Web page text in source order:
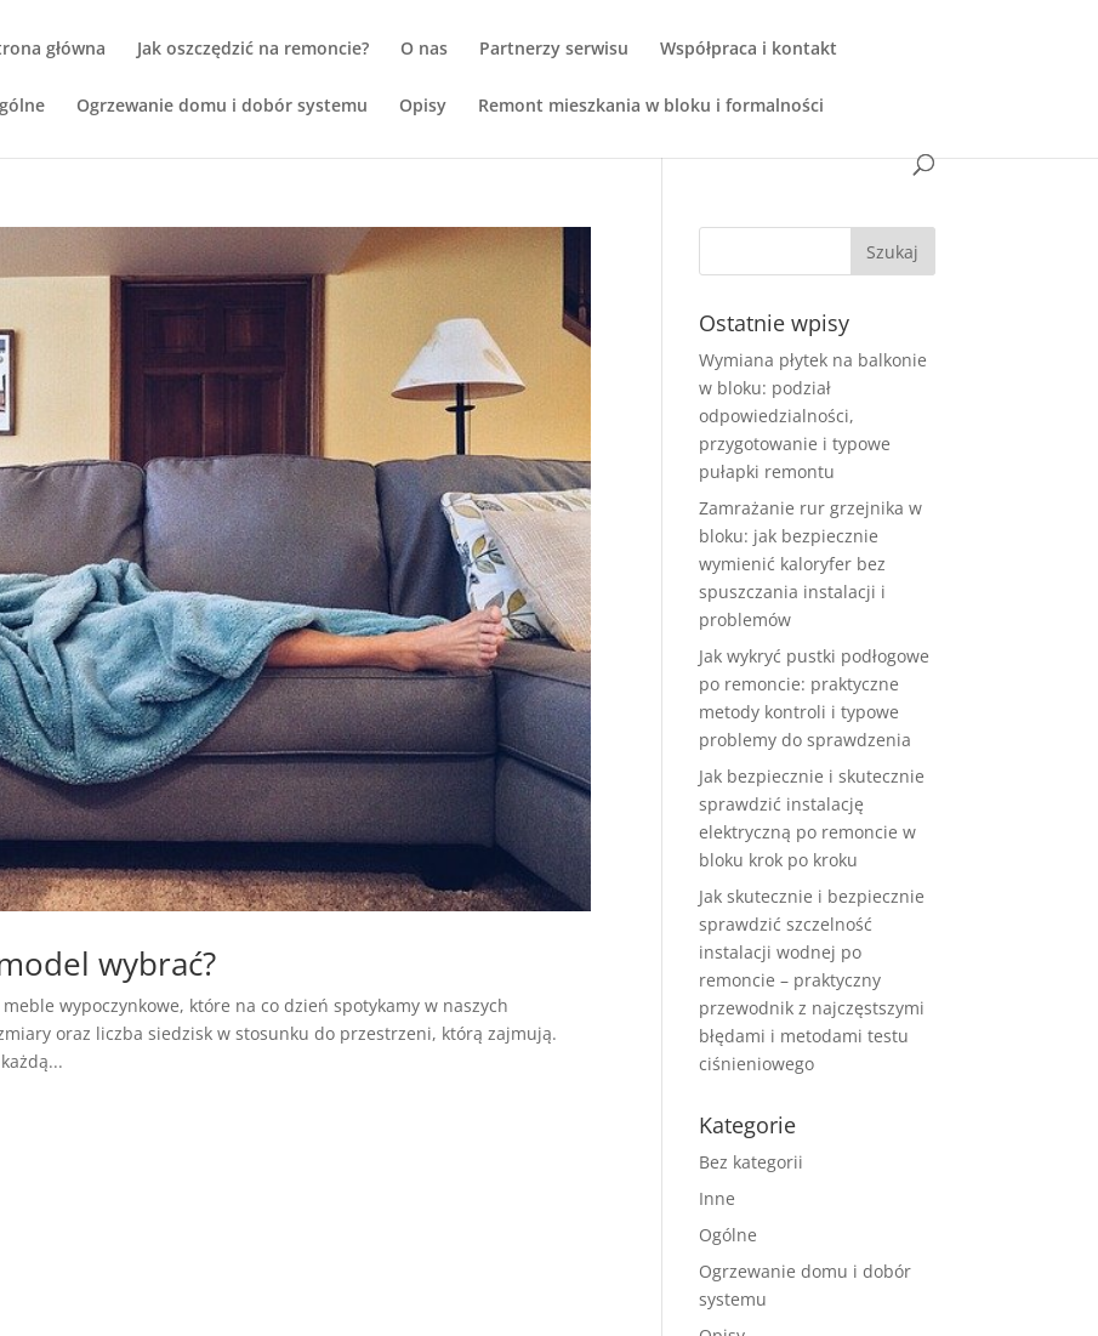
główna Jak oszczędzić na remoncie? O nas Partnerzy serwisu Współpraca i kontakt
Ogrzewanie domu i dobór systemu Opisy Remont mieszkania w bloku i formalności
wybrać?
wypoczynkowe, które na co dzień spotykamy w naszych
oraz liczba siedzisk w stosunku do przestrzeni, którą zajmują.
Ostatnie wpisy
Wymiana płytek na balkonie
w bloku: podział
odpowiedzialności,
przygotowanie i typowe
pułapki remontu
Zamrażanie rur grzejnika w
bloku: jak bezpiecznie
wymienić kaloryfer bez
spuszczania instalacji i
problemów
Jak wykryć pustki podłogowe
po remoncie: praktyczne
metody kontroli i typowe
problemy do sprawdzenia
Jak bezpiecznie i skutecznie
sprawdzić instalację
elektryczną po remoncie w
bloku krok po kroku
Jak skutecznie i bezpiecznie
sprawdzić szczelność
instalacji wodnej po
remoncie – praktyczny
przewodnik z najczęstszymi
błędami i metodami testu
ciśnieniowego
Kategorie
Bez kategorii
Inne
Ogólne
Ogrzewanie domu i dobór
systemu